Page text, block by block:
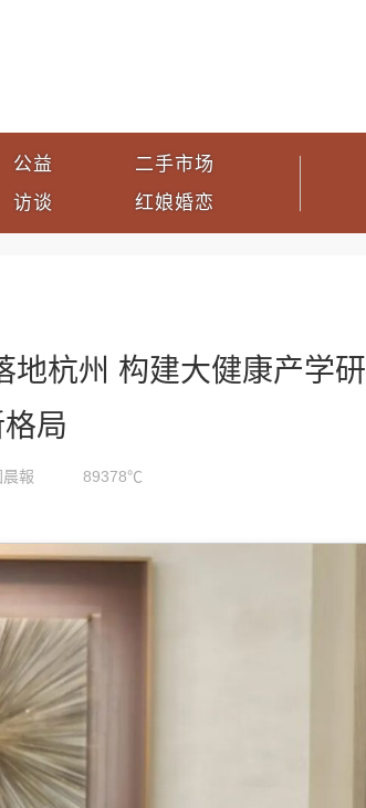
公益
访谈
二手市场
红娘婚恋
地杭州 构建大健康产学研
局
晨報 89378℃